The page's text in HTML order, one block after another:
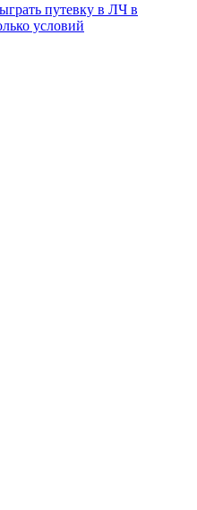
путевку в ЛЧ в
условий